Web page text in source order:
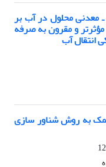
معدنی محلول در آب بر
و مقرون به صرفه
انتقال آب
به روش شناور سازی